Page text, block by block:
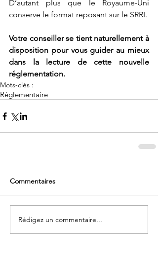
D’autant plus que le Royaume-Uni
conserve le format reposant sur le SRRI.
Votre conseiller se tient naturellement à
disposition pour vous guider au mieux
dans la lecture de cette nouvelle
réglementation.
Mots-clés :
Règlementaire
Commentaires
Rédigez un commentaire...